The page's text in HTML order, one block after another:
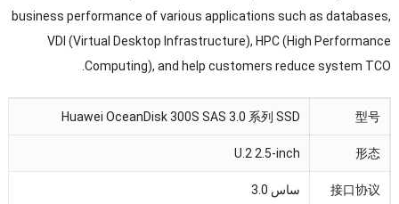
business performance of various applications such as databases,
VDI (Virtual Desktop Infrastructure), HPC (High Performance
Computing),and help customers reduce system TCO
.
型号
Huawei OceanDisk 300S SAS 3.0 系列 SSD
形态
U.2 2.5-inch
接口协议 ساس 3.0